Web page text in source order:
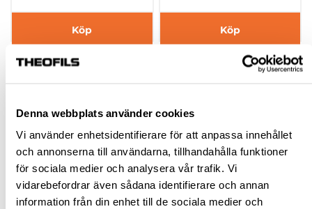
Denna webbplats använder cookies
Vi använder enhetsidentifierare för att anpassa innehållet
och annonserna till användarna, tillhandahålla funktioner
för sociala medier och analysera vår trafik. Vi
vidarebefordrar även sådana identifierare och annan
information från din enhet till de sociala medier och
Köp Köp
NÅLPISTOL PR.18 10-